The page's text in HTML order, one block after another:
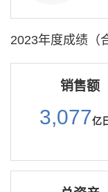
2023年度成绩（
销售额
3,077亿